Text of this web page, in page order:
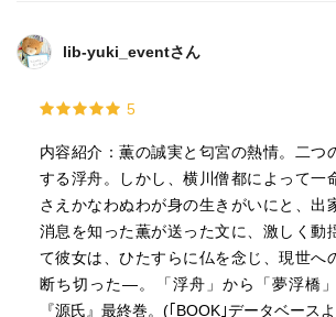
lib-yuki_eventさん
5
内容紹介：薫の誠実と匂宮の熱情。二つ
する浮舟。しかし、横川僧都によって一
さえかなわぬわが身の生きがいにと、出
消息を知った薫が送った文に、激しく動
て彼女は、ひたすらに仏を念じ、現世へ
断ち切った―。「浮舟」から「夢浮橋
『源氏』最終巻。(｢BOOK｣データベース